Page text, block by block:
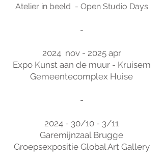
Atelier in beeld - Open Studio Days
-
2024 nov - 2025 apr
Expo Kunst aan de muur - Kruisem
Gemeentecomplex Huise
-
2024 - 30/10 - 3/11
Garemijnzaal Brugge
Groepsexpositie Global Art Gallery